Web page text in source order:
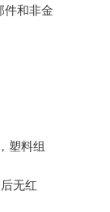
件和非金
塑料组
无红